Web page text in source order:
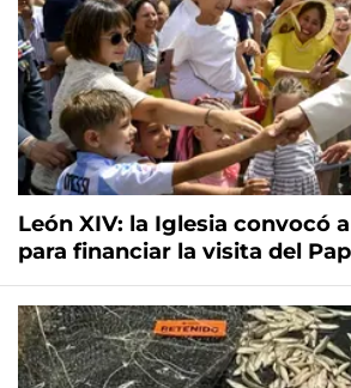
León XIV: la Iglesia convocó
para financiar la visita del